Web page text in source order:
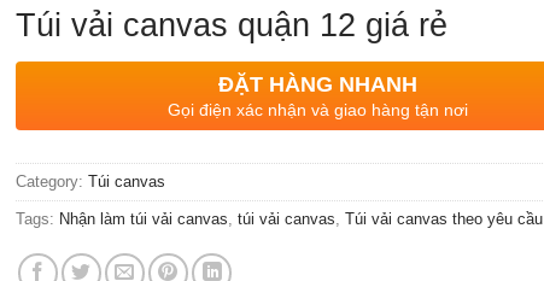
Túi vải canvas quận 12 giá rẻ
ĐẶT HÀNG NHANH
Gọi điện xác nhận và giao hàng tận nơi
Category:Túi canvas
Tags: Nhận làm túi vải canvas,túi vải canvas,Túi vải canvas theo yêu cầu